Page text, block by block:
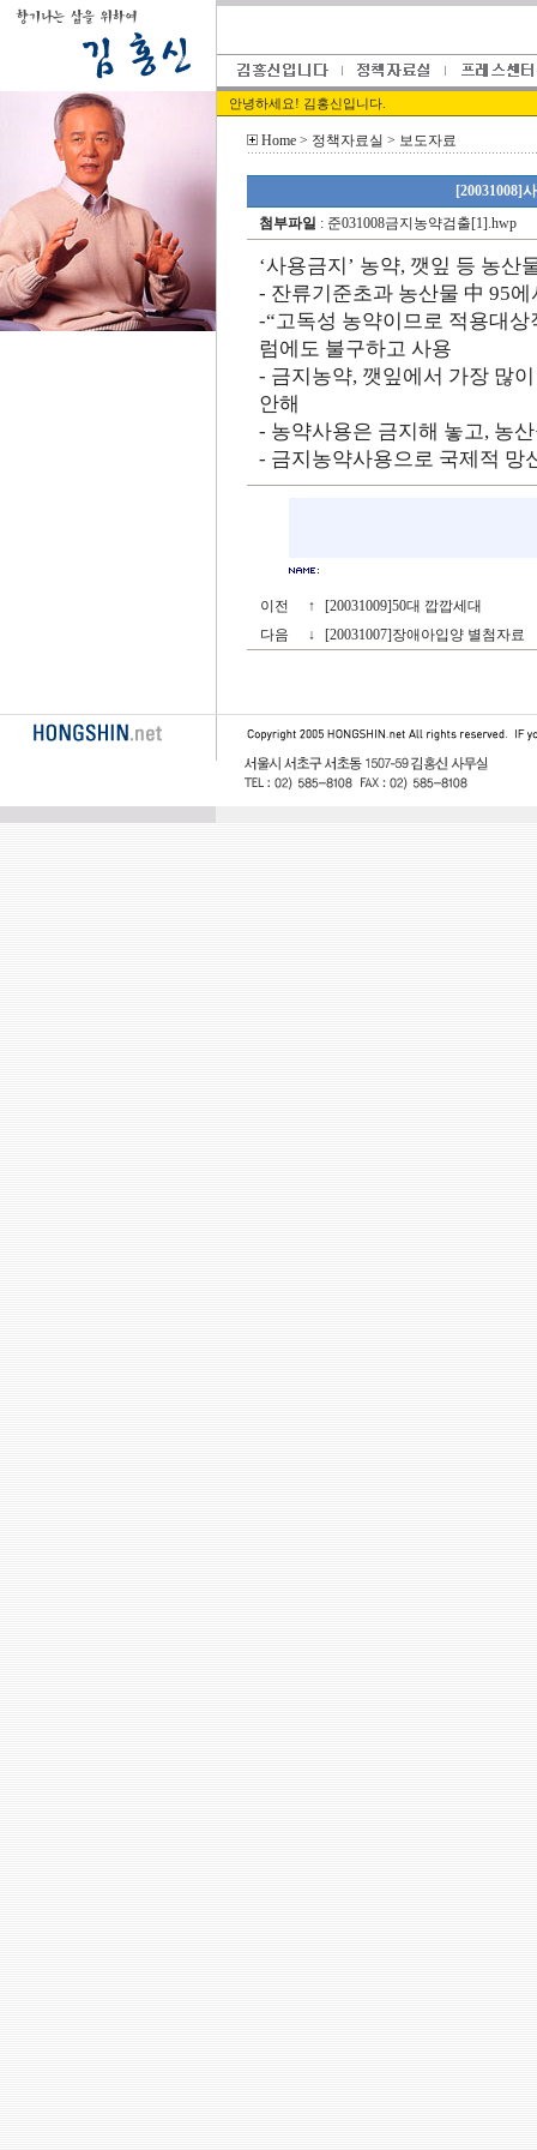
안녕하세요! 김홍신입니다.
Home> 정책자료실 > 보도자료
[20031008]
첨부파일 : 준031008금지농약검출[1].hwp
‘사용금지’ 농약, 깻잎 등 농산
- 잔류기준초과 농산물 中 95
-“고독성 농약이므로 적용대
럼에도 불구하고 사용
- 금지농약, 깻잎에서 가장 많
안해
- 농약사용은 금지해 놓고, 농
- 금지농약사용으로 국제적 망
이전 ↑
[20031009]50대 깝깝세대
다음
↓ [20031007]장애아입양 별첨자료